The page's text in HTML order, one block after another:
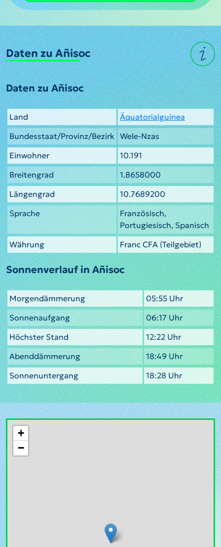
Daten zu Añisoc
Daten zu Añisoc
Land
Äquatorialguinea
Bundesstaat/Provinz/Bezirk Wele-Nzas
Einwohner
10.191
Breitengrad
1.8658000
Längengrad
10.7689200
Sprache
Französisch,
Portugiesisch, Spanisch
Währung
Franc CFA (Teilgebiet)
Sonnenverlauf in Añisoc
Morgendämmerung
05:55 Uhr
Sonnenaufgang
06:17 Uhr
Höchster Stand
12:22 Uhr
Abenddämmerung
18:49 Uhr
Sonnenuntergang
18:28 Uhr
+
−